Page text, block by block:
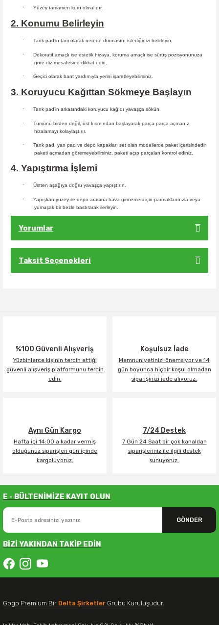
· Yüzey tamamen kuru olmalıdır.
2. Konumu Belirleyin
· Tank pad’in tam olarak nerede durmasını istediğinizi belirleyin.
· Dekoratif amaçlı ise estetik hizaya, koruma amaçlı ise sürüş pozisyonunuza
göre diz mesafesine dikkat edin.
· Geçici olarak bant yardımıyla yerini işaretleyebilirsiniz.
3. Koruyucu Kağıttan Sökmeye Başlayın
· Tank pad’in arkasındaki koruyucu kağıdı yavaşça sökün.
·
Tümünü birden değil, üst kısmından başlayarak parça parça açmanız
hizalamayı kolaylaştırır.
·
Tank pad, yan pad ve depo kapakları set olan modellerde paket içerisindedir,
paketi açmadan göremeyebilirsiniz, paketi açıp parçaları kontrol ediniz.
4. Yapıştırma İşlemi
· Üstten aşağıya doğru yavaşça yapıştırın.
·
Yapışkan yüzey ile depo arasına hava girmemesi için parmaklarınızla veya
yumuşak bir bezle bastırarak ilerleyin.
Yorumlar
Taksit Seçenekleri
%100 Güvenli Alışveriş
Yüzbinlerce kişinin tercih ettiği
güvenli alışveriş platformunu tercih
edin.
Koşulsuz İade
Memnuniyetinizi önemsiyor ve 14
gün boyunca hiçbir koşul olmadan
siparişinizi iade alıyoruz.
Aynı Gün Kargo
Hafta içi 14:00 a kadar vermiş
olduğunuz siparişleri gün içinde
kargoluyoruz.
7/24 Destek
7 Gün 24 Saat bir çok kanaldan
siparişleriniz ile ilgili destek
sunuyoruz.
E - BÜLTENİMİZE KAYIT OLUN
GÖNDER
BİZİ YAKINDAN TAKİP EDİN
Gogo Premium Bir Delta Şirketler Grubu Kuruluşudur.